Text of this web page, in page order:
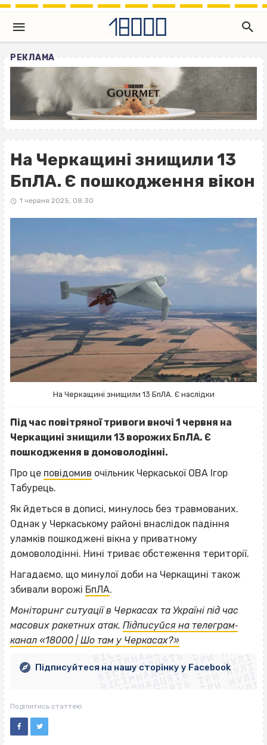
РЕКЛАМА
На Черкащині знищили 13
БпЛА. Є пошкодження вікон
1 червня 2025, 08:30
На Черкащині знищили 13 БпЛА. Є наслідки
Під час повітряної тривоги вночі 1 червня на
Черкащині знищили 13 ворожих БпЛА. Є
пошкодження в домоволодінні.
Про це повідомив очільник Черкаської ОВА Ігор
Табурець.
Як йдеться в дописі, минулось без травмованих.
Однак у Черкаському районі внаслідок падіння
уламків пошкоджені вікна у приватному
домоволодінні. Нині триває обстеження території.
Нагадаємо, що минулої доби на Черкащині також
збивали ворожі БпЛА.
Моніторинг ситуації в Черкасах та Україні під час
масових ракетних атак. Підписуйся на телеграм‐
канал «18000 | Шо там у Черкасах?»
ВІСІМНАДЦЯТЬ ТРИ НУЛІ
ВІСІМНАДЦЯТЬ ТРИ НУЛІ
ВІСІМНАДЦЯТЬ ТРИ НУЛІ
ВІСІМНАДЦЯТЬ ТРИ НУЛІ
ВІСІМНАДЦЯТЬ ТРИ НУЛІ
ВІСІМНАДЦЯТЬ ТРИ НУЛІ
ВІСІМНАДЦЯТЬ ТРИ НУЛІ
ВІСІМНАДЦЯТЬ ТРИ НУЛІ
Підписуйтеся на нашу сторінку у Facebook
Поділитись статтею